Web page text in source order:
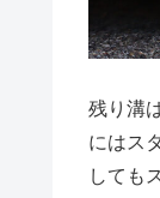
残り溝
にはス
しても